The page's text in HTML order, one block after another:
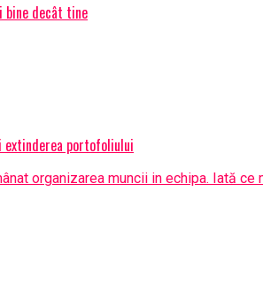
bine decât tine
extinderea portofoliului